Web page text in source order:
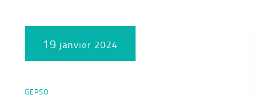
19 janvier 2024
GEPSO